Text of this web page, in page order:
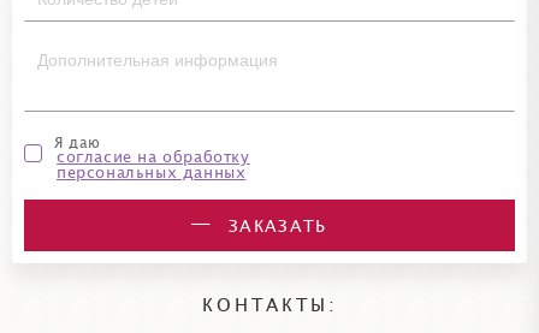
Я даю
согласие на обработку
персональных данных
ЗАКАЗАТЬ
КОНТАКТЫ: